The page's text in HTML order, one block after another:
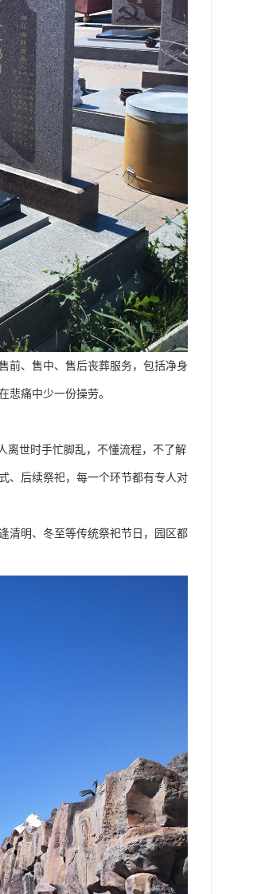
前、售中、售后丧葬服务，包括净身
悲痛中少一份操劳。
离世时手忙脚乱，不懂流程，不了解
、后续祭祀，每一个环节都有专人对
清明、冬至等传统祭祀节日，园区都